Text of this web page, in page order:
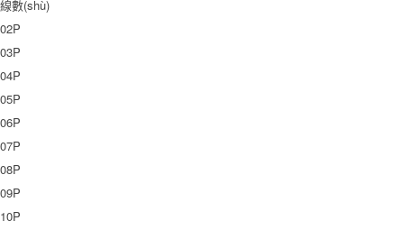
線數(shù)
02P
03P
04P
05P
06P
07P
08P
09P
10P